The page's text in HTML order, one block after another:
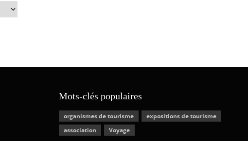
Mots-clés populaires
organismes de tourisme
expositions de tourisme
association
Voyage